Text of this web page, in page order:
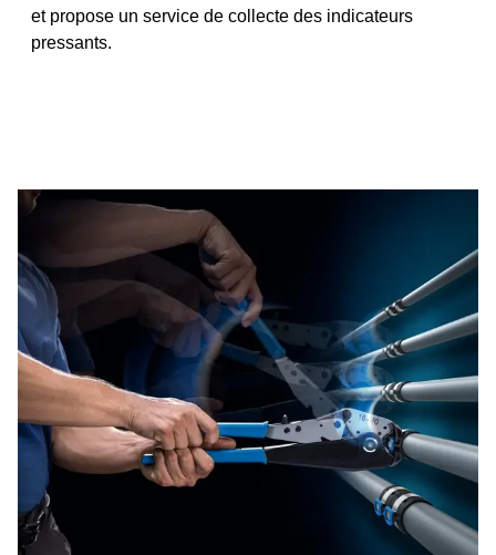
et propose un service de collecte des indicateurs
pressants.